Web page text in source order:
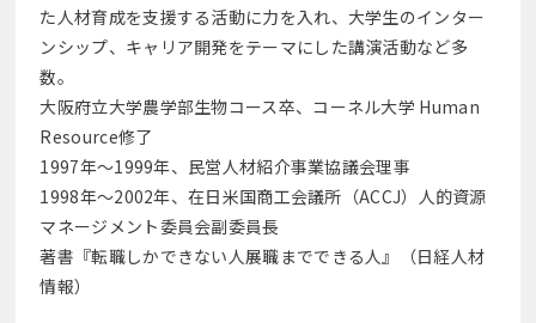
た人材育成を支援する活動に力を入れ、大学生のインター
ンシップ、キャリア開発をテーマにした講演活動など多
数。
大阪府立大学農学部生物コース卒、コーネル大学 Human
Resource修了
1997年～1999年、民営人材紹介事業協議会理事
1998年～2002年、在日米国商工会議所（ACCJ）人的資源
マネージメント委員会副委員長
著書『転職しかできない人展職までできる人』（日経人材
情報）